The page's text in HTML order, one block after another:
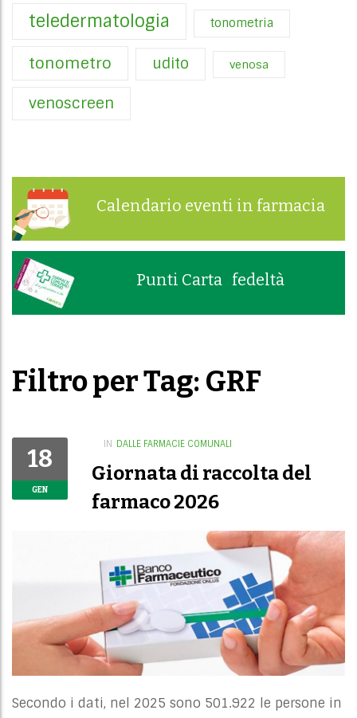
teledermatologia tonometria
tonometro udito venosa
venoscreen
Calendario eventi in farmacia
Punti Carta fedeltà
Filtro per Tag: GRF
18
GEN
IN DALLE FARMACIE COMUNALI
Giornata di raccolta del
farmaco 2026
Secondo i dati, nel 2025 sono 501.922 le persone in